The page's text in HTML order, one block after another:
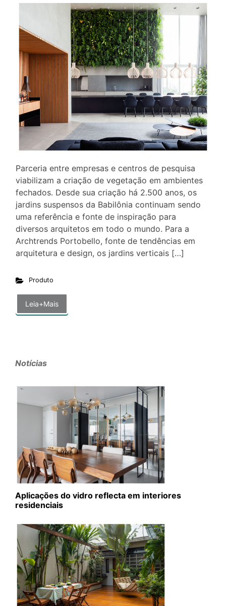
Parceria entre empresas e centros de pesquisa
viabilizam a criação de vegetação em ambientes
fechados. Desde sua criação há 2.500 anos, os
jardins suspensos da Babilônia continuam sendo
uma referência e fonte de inspiração para
diversos arquitetos em todo o mundo. Para a
Archtrends Portobello, fonte de tendências em
arquitetura e design, os jardins verticais […]
Produto
Leia+Mais
Notícias
Aplicações do vidro reflecta em interiores
residenciais